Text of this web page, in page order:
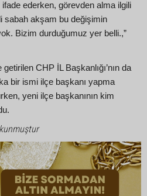
ifade ederken, görevden alma ilgili
sabah akşam bu değişimin
Bizim durduğumuz yer belli.,”
CHP İL Başkanlığı’nın da
bir ismi ilçe başkanı yapma
yeni ilçe başkanının kim